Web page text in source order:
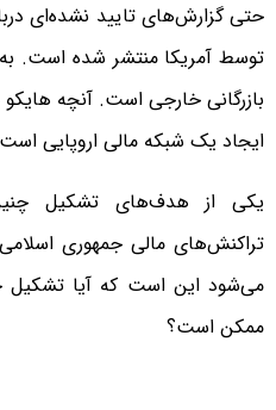
حتی گزارش‌های تایید نشده‌ای
توسط آمریکا منتشر شده است.
بازرگانی خارجی است. آنچه
ایجاد یک شبکه مالی اروپایی
یکی از هدف‌های تشکیل
تراکنش‌های مالی جمهوری
می‌شود این است که آیا تشکیل
ممکن است؟